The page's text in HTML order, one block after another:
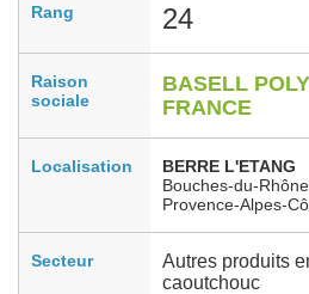
Rang 24
Raison
sociale
BASELL
FRANCE
Localisation
BERRE L'ETANG
Bouches-du-
Provence-Alpes-
Secteur
Autres produits
caoutchouc